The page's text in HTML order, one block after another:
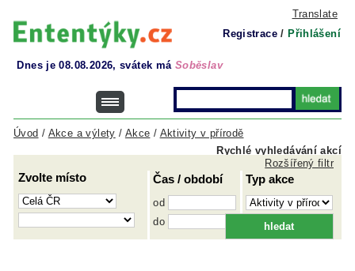
Translate
Registrace / Přihlášení
Dnes je 08.08.2026, svátek má Soběslav
Rychlé vyhledávání akcí
Úvod / Akce a výlety / Akce / Aktivity v přírodě
Zvolte místo Čas / období
od
do
Typ akce
Rozšířený filtr